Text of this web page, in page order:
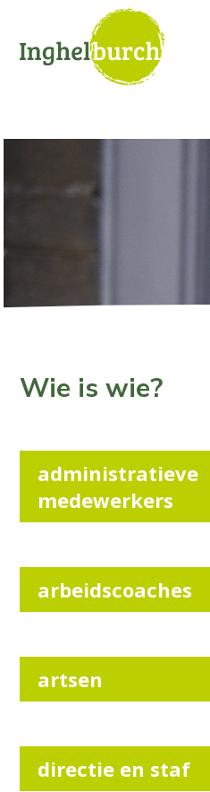
Wie is wie?
administratieve
medewerkers
arbeidscoaches
artsen
directie en staf